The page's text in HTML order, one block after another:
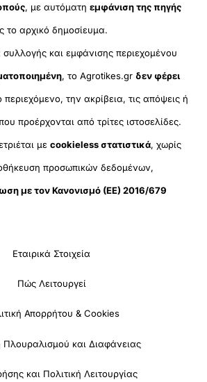
, με αυτόματηεμφάνιση της πηγής
το αρχικό δημοσίευμα.
συλλογής και εμφάνισης περιεχομένου
, το Agrotikes.gr δεν φέρει
περιεχόμενο, την ακρίβεια, τις απόψεις ή
προέρχονται από τρίτες ιστοσελίδες.
μεcookieless στατιστικά, χωρίς
προσωπικών δεδομένων,
με τον Κανονισμό (ΕΕ) 2016/679
Εταιρικά Στοιχεία
Πώς Λειτουργεί
Απορρήτου & Cookies
Πλουραλισμού και Διαφάνειας
και Πολιτική Λειτουργίας